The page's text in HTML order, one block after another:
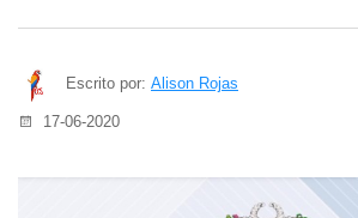
Escrito por: Alison Rojas
17-06-2020